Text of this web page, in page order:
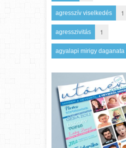
agresszív viselkedés 1
agresszivitás 1
agyalapi mirigy daganata